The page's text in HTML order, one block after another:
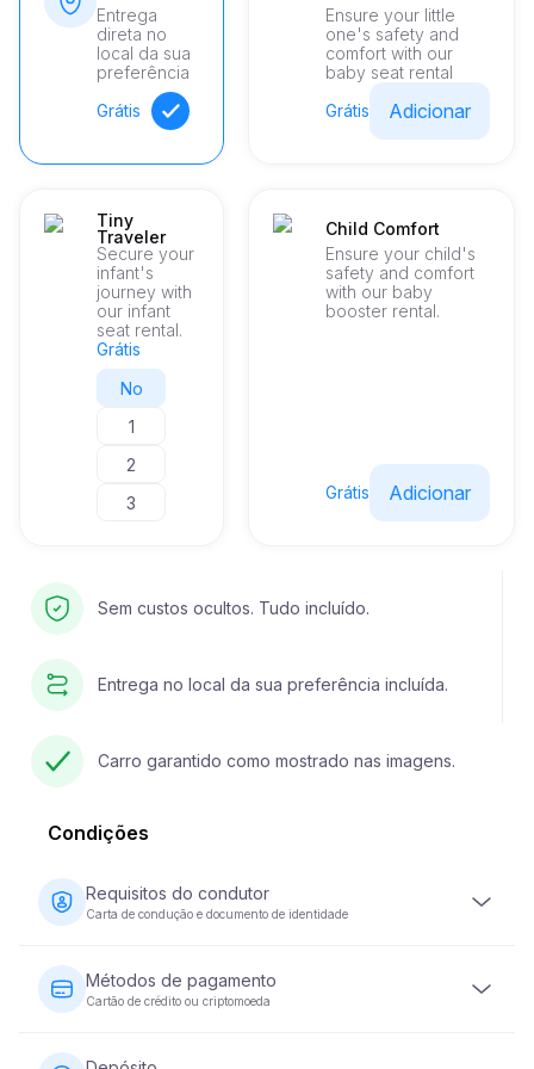
Entrega
direta no
local da sua
preferência
Grátis
Ensure your little
one's safety and
comfort with our
baby seat rental
Grátis
Adicionar
Tiny
Traveler
Secure your
infant's
journey with
our infant
seat rental.
Grátis
No
1
2
3
Child Comfort
Ensure your child's
safety and comfort
with our baby
booster rental.
Grátis Adicionar
Sem custos ocultos. Tudo incluído.
Entrega no local da sua preferência incluída.
Carro garantido como mostrado nas imagens.
Condições
Requisitos do condutor
Carta de condução e documento de identidade
possuir uma carta de condução válida. É igualmente
necessário um documento de identidade (passaporte ou
bilhete de identidade nacional). Alguns veículos podem
pelo menos 2 anos.
Métodos de pagamento
Cartão de crédito ou criptomoeda
efectuado com cartão de crédito ou moeda criptográfica.